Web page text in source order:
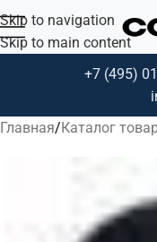
Skip to navigation
Skip to main content
+7 (495)
Главная Каталог